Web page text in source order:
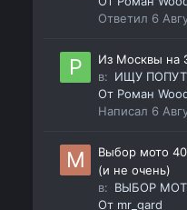
Ответил 6
Из Москвы на
в: ИЩУ
От Роман
Написал 6
Выбор мото
(и не очень)
в: ВЫБОР
От mr_gard